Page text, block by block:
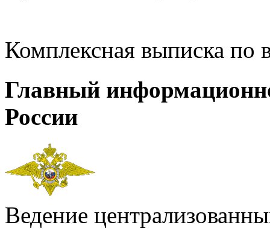
Комплексная выписка
Главный
России
Ведение